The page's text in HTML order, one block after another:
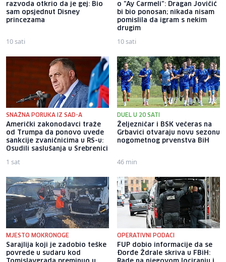
razvoda otkrio da je gej: Bio
sam opsjednut Disney
princezama
10 sati
o "Ay Carmeli": Dragan Jovičić
bi bio ponosan; nikada nisam
pomislila da igram s nekim
drugim
10 sati
SNAŽNA PORUKA IZ SAD-A
Američki zakonodavci traže
od Trumpa da ponovo uvede
sankcije zvaničnicima u RS-u:
Osudili saslušanja u Srebrenici
1 sat
DUEL U 20 SATI
Željezničar i BSK večeras na
Grbavici otvaraju novu sezonu
nogometnog prvenstva BiH
46 min
MJESTO MOKRONOGE
Sarajlija koji je zadobio teške
povrede u sudaru kod
OPERATIVNI PODACI
FUP dobio informacije da se
Đorđe Ždrale skriva u FBiH: